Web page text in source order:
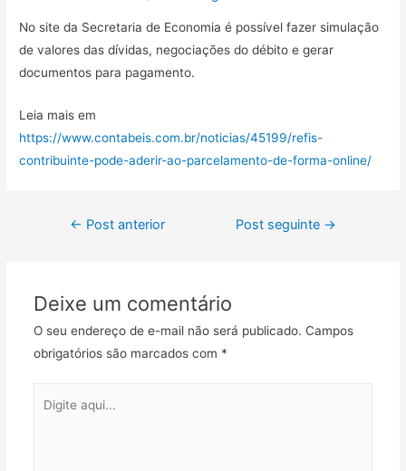
No site da Secretaria de Economia é possível fazer simulação
de valores das dívidas, negociações do débito e gerar
documentos para pagamento.
Leia mais em
https://www.contabeis.com.br/noticias/45199/refis-
contribuinte-pode-aderir-ao-parcelamento-de-forma-online/
← Post anterior Post seguinte →
Deixe um comentário
O seu endereço de e-mail não será publicado. Campos
obrigatórios são marcados com *